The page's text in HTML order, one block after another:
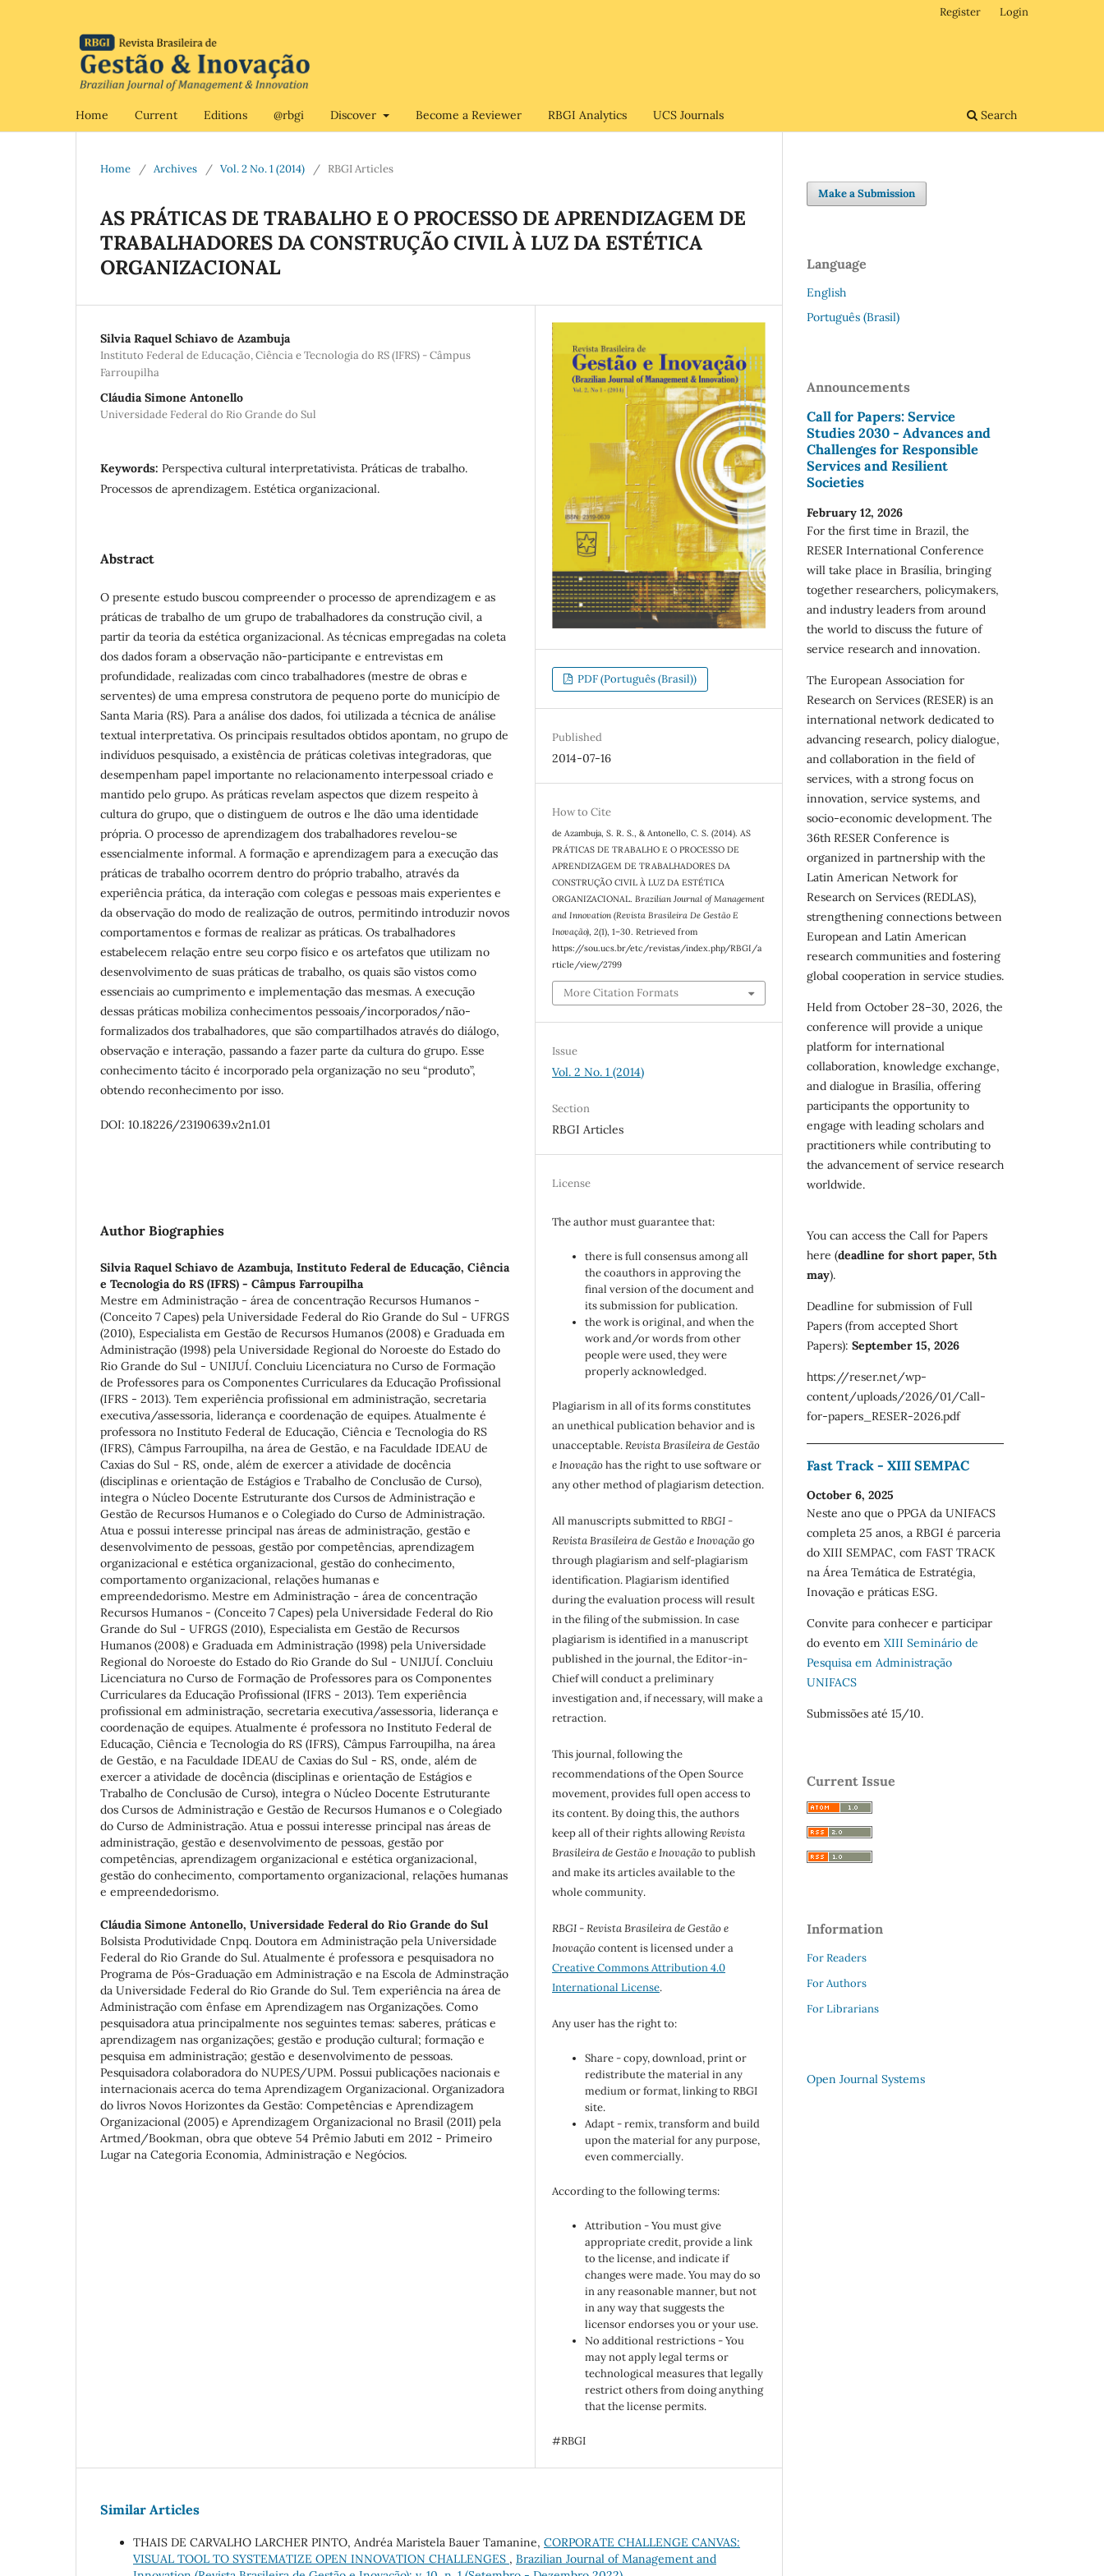
Home Current Editions @rbgi Discover Become a Reviewer RBGI Analytics UCS Journals Search
Register Login
Home / Archives / Vol. 2 No. 1 (2014) / RBGI Articles
AS PRÁTICAS DE TRABALHO E O PROCESSO DE APRENDIZAGEM DE
TRABALHADORES DA CONSTRUÇÃO CIVIL À LUZ DA ESTÉTICA
ORGANIZACIONAL
Silvia Raquel Schiavo de Azambuja
Instituto Federal de Educação, Ciência e Tecnologia do RS (IFRS) - Câmpus
Farroupilha
Cláudia Simone Antonello
Universidade Federal do Rio Grande do Sul
Keywords: Perspectiva cultural interpretativista. Práticas de trabalho.
Processos de aprendizagem. Estética organizacional.
Abstract
O presente estudo buscou compreender o processo de aprendizagem e as
práticas de trabalho de um grupo de trabalhadores da construção civil, a
partir da teoria da estética organizacional. As técnicas empregadas na coleta
dos dados foram a observação não-participante e entrevistas em
profundidade, realizadas com cinco trabalhadores (mestre de obras e
serventes) de uma empresa construtora de pequeno porte do município de
Santa Maria (RS). Para a análise dos dados, foi utilizada a técnica de análise
textual interpretativa. Os principais resultados obtidos apontam, no grupo de
indivíduos pesquisado, a existência de práticas coletivas integradoras, que
desempenham papel importante no relacionamento interpessoal criado e
mantido pelo grupo. As práticas revelam aspectos que dizem respeito à
cultura do grupo, que o distinguem de outros e lhe dão uma identidade
própria. O processo de aprendizagem dos trabalhadores revelou-se
essencialmente informal. A formação e aprendizagem para a execução das
práticas de trabalho ocorrem dentro do próprio trabalho, através da
experiência prática, da interação com colegas e pessoas mais experientes e
da observação do modo de realização de outros, permitindo introduzir novos
comportamentos e formas de realizar as práticas. Os trabalhadores
estabelecem relação entre seu corpo físico e os artefatos que utilizam no
desenvolvimento de suas práticas de trabalho, os quais são vistos como
essenciais ao cumprimento e implementação das mesmas. A execução
dessas práticas mobiliza conhecimentos pessoais/incorporados/não-
formalizados dos trabalhadores, que são compartilhados através do diálogo,
observação e interação, passando a fazer parte da cultura do grupo. Esse
conhecimento tácito é incorporado pela organização no seu “produto”,
obtendo reconhecimento por isso.
DOI: 10.18226/23190639.v2n1.01
Author Biographies
Silvia Raquel Schiavo de Azambuja, Instituto Federal de Educação, Ciência
e Tecnologia do RS (IFRS) - Câmpus Farroupilha
Mestre em Administração - área de concentração Recursos Humanos -
(Conceito 7 Capes) pela Universidade Federal do Rio Grande do Sul - UFRGS
(2010), Especialista em Gestão de Recursos Humanos (2008) e Graduada em
Administração (1998) pela Universidade Regional do Noroeste do Estado do
Rio Grande do Sul - UNIJUÍ. Concluiu Licenciatura no Curso de Formação
de Professores para os Componentes Curriculares da Educação Profissional
(IFRS - 2013). Tem experiência profissional em administração, secretaria
executiva/assessoria, liderança e coordenação de equipes. Atualmente é
professora no Instituto Federal de Educação, Ciência e Tecnologia do RS
(IFRS), Câmpus Farroupilha, na área de Gestão, e na Faculdade IDEAU de
Caxias do Sul - RS, onde, além de exercer a atividade de docência
(disciplinas e orientação de Estágios e Trabalho de Conclusão de Curso),
integra o Núcleo Docente Estruturante dos Cursos de Administração e
Gestão de Recursos Humanos e o Colegiado do Curso de Administração.
Atua e possui interesse principal nas áreas de administração, gestão e
desenvolvimento de pessoas, gestão por competências, aprendizagem
organizacional e estética organizacional, gestão do conhecimento,
comportamento organizacional, relações humanas e
empreendedorismo. Mestre em Administração - área de concentração
Recursos Humanos - (Conceito 7 Capes) pela Universidade Federal do Rio
Grande do Sul - UFRGS (2010), Especialista em Gestão de Recursos
Humanos (2008) e Graduada em Administração (1998) pela Universidade
Regional do Noroeste do Estado do Rio Grande do Sul - UNIJUÍ. Concluiu
Licenciatura no Curso de Formação de Professores para os Componentes
Curriculares da Educação Profissional (IFRS - 2013). Tem experiência
profissional em administração, secretaria executiva/assessoria, liderança e
coordenação de equipes. Atualmente é professora no Instituto Federal de
Educação, Ciência e Tecnologia do RS (IFRS), Câmpus Farroupilha, na área
de Gestão, e na Faculdade IDEAU de Caxias do Sul - RS, onde, além de
exercer a atividade de docência (disciplinas e orientação de Estágios e
Trabalho de Conclusão de Curso), integra o Núcleo Docente Estruturante
dos Cursos de Administração e Gestão de Recursos Humanos e o Colegiado
do Curso de Administração. Atua e possui interesse principal nas áreas de
administração, gestão e desenvolvimento de pessoas, gestão por
competências, aprendizagem organizacional e estética organizacional,
gestão do conhecimento, comportamento organizacional, relações humanas
e empreendedorismo.
Cláudia Simone Antonello, Universidade Federal do Rio Grande do Sul
Bolsista Produtividade Cnpq. Doutora em Administração pela Universidade
Federal do Rio Grande do Sul. Atualmente é professora e pesquisadora no
Programa de Pós-Graduação em Administração e na Escola de Adminstração
da Universidade Federal do Rio Grande do Sul. Tem experiência na área de
Administração com ênfase em Aprendizagem nas Organizações. Como
pesquisadora atua principalmente nos seguintes temas: saberes, práticas e
aprendizagem nas organizações; gestão e produção cultural; formação e
pesquisa em administração; gestão e desenvolvimento de pessoas.
Pesquisadora colaboradora do NUPES/UPM. Possui publicações nacionais e
internacionais acerca do tema Aprendizagem Organizacional. Organizadora
do livros Novos Horizontes da Gestão: Competências e Aprendizagem
Organizacional (2005) e Aprendizagem Organizacional no Brasil (2011) pela
Artmed/Bookman, obra que obteve 54 Prêmio Jabuti em 2012 - Primeiro
Lugar na Categoria Economia, Administração e Negócios.
PDF (Português (Brasil))
Published
2014-07-16
How to Cite
de Azambuja, S. R. S., & Antonello, C. S. (2014). AS
PRÁTICAS DE TRABALHO E O PROCESSO DE
APRENDIZAGEM DE TRABALHADORES DA
CONSTRUÇÃO CIVIL À LUZ DA ESTÉTICA
ORGANIZACIONAL. Brazilian Journal of Management
and Innovation (Revista Brasileira De Gestão E
Inovação) ,2(1), 1–30. Retrieved from
https://sou.ucs.br/etc/revistas/index.php/RBGI/a
rticle/view/2799
More Citation Formats
Issue
Vol. 2 No. 1 (2014)
Section
RBGI Articles
License
The author must guarantee that:
there is full consensus among all
the coauthors in approving the
final version of the document and
its submission for publication.
the work is original, and when the
work and/or words from other
people were used, they were
properly acknowledged.
Plagiarism in all of its forms constitutes
an unethical publication behavior and is
unacceptable.Revista Brasileira de Gestão
e Inovaçãohas the right to use software or
any other method of plagiarism detection.
All manuscripts submitted toRBGI -
Revista Brasileira de Gestão e Inovaçãogo
through plagiarism and self-plagiarism
identification. Plagiarism identified
during the evaluation process will result
in the filing of the submission. In case
plagiarism is identified in a manuscript
published in the journal, the Editor-in-
Chief will conduct a preliminary
investigation and, if necessary, will make a
retraction.
This journal, following the
recommendations of the Open Source
movement, provides full open access to
its content. By doing this, the authors
keep all of their rights allowingRevista
Brasileira de Gestão e Inovaçãoto publish
and make its articles available to the
whole community.
RBGI - Revista Brasileira de Gestão e
Inovaçãocontent is licensed under a
Creative Commons Attribution 4.0
International License.
Any user has the right to:
Share - copy, download, print or
redistribute the material in any
medium or format, linking to RBGI
site.
Adapt - remix, transform and build
upon the material for any purpose,
even commercially.
According to the following terms:
Attribution - You must give
appropriate credit, provide a link
to the license, and indicate if
changes were made. You may do so
in any reasonable manner, but not
in any way that suggests the
licensor endorses you or your use.
No additional restrictions - You
may not apply legal terms or
technological measures that legally
restrict others from doing anything
that the license permits.
#RBGI
Similar Articles
THAIS DE CARVALHO LARCHER PINTO, Andréa Maristela Bauer Tamanine, CORPORATE CHALLENGE CANVAS:
VISUAL TOOL TO SYSTEMATIZE OPEN INNOVATION CHALLENGES , Brazilian Journal of Management and
Make a Submission
Language
English
Português (Brasil)
Announcements
Call for Papers: Service
Studies 2030 - Advances and
Challenges for Responsible
Services and Resilient
Societies
February 12, 2026
For the first time in Brazil, the
RESER International Conference
will take place in Brasília, bringing
together researchers, policymakers,
and industry leaders from around
the world to discuss the future of
service research and innovation.
The European Association for
Research on Services (RESER) is an
international network dedicated to
advancing research, policy dialogue,
and collaboration in the field of
services, with a strong focus on
innovation, service systems, and
socio-economic development. The
36th RESER Conference is
organized in partnership with the
Latin American Network for
Research on Services (REDLAS),
strengthening connections between
European and Latin American
research communities and fostering
global cooperation in service studies.
Held from October 28–30, 2026, the
conference will provide a unique
platform for international
collaboration, knowledge exchange,
and dialogue in Brasília, offering
participants the opportunity to
engage with leading scholars and
practitioners while contributing to
the advancement of service research
worldwide.
You can access the Call for Papers
here (deadline for short paper, 5th
may).
Deadline for submission of Full
Papers (from accepted Short
Papers): September 15, 2026
https://reser.net/wp-
content/uploads/2026/01/Call-
for-papers_RESER-2026.pdf
Fast Track - XIII SEMPAC
October 6, 2025
Neste ano que o PPGA da UNIFACS
completa 25 anos, a RBGI é parceria
do XIII SEMPAC, com FAST TRACK
na Área Temática de Estratégia,
Inovação e práticas ESG.
Convite para conhecer e participar
do evento em XIII Seminário de
Pesquisa em Administração
UNIFACS
Submissões até 15/10.
Current Issue
Information
For Readers
For Authors
For Librarians
Open Journal Systems